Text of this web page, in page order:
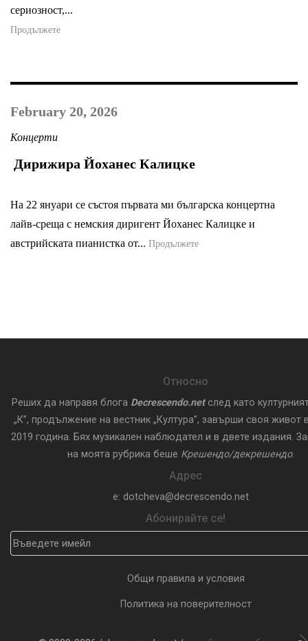
сериозност,...
Продължете
February 20, 2026
Концерти
Дирижира Йоханес Калицке
На 22 януари се състоя първата ми българска концертна
лайв-среща с немския диригент Йоханес Калицке и
австрийската пианистка от... Продължете
Относно
Реших да направя блога Decrescendo.net след като
„К”, продължение на вестник „Култура”, завърши своя живот
2019 година. Бях музикален наблюдател и в двете издания.
на моята рубрика беше Крешендо/декрешендо.
Адрес
e: dotcheva@decrescendo.net
Абонирайте се!
Общи правила и условия
Политика на поверителност